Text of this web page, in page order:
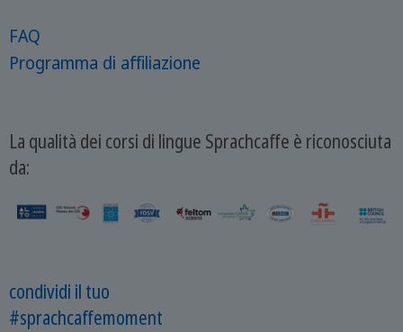
FAQ
Programma di affiliazione
La qualità dei corsi di lingue Sprachcaffe è riconosciuta
da:
condividi il tuo
#sprachcaffemoment